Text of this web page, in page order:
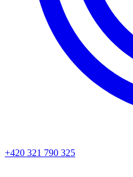
+420 321 790 325